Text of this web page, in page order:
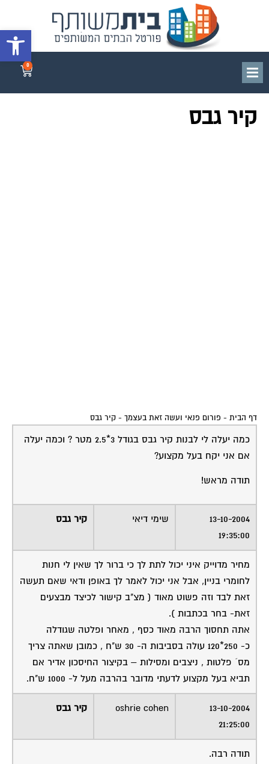
פתח
0
קיר גבס
דף הבית - פורום פנאי ועשה זאת בעצמך - קיר גבס
כמה יעלה לי לבנות קיר גבס בגודל 3*2.5 מטר ? וכמה יעלה
אם אני יקח בעל מקצוע?
תודה מראש!
13-10-2004
19:35:00
שימי דיאי קיר גבס
מחיר מדוייק איני יכול לתת לך כי ברור לך שאין לי חנות
לחומרי בניין, אבל אני יכול לאמר לך באופן ודאי שאם תעשה
זאת לבד וזה פשוט מאוד ( מצ"ב קישור לכיצד מבצעים
זאת- בחר בכתבות ).
אתה תחסוך הרבה מאוד כסף , מאחר ופלטה שגודלה
כ- 250*120 עולה בסביבות ה- 30 ש"ח , כמובן שאתה צריך
מס´ פלטות , ניצבים ומסילות – בקיצור החיסכון אדיר אם
תביא בעל מקצוע לדעתי מדובר בהרבה מעל ל- 1000 ש"ח.
13-10-2004
21:25:00
oshrie cohen קיר גבס
תודה רבה.